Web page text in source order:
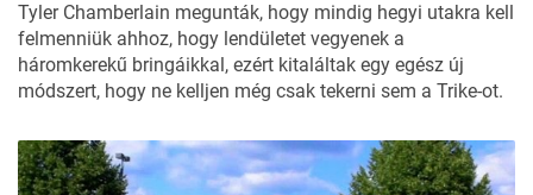
Tyler Chamberlain megunták, hogy mindig hegyi utakra kell
felmenniük ahhoz, hogy lendületet vegyenek a
háromkerekű bringáikkal, ezért kitaláltak egy egész új
módszert, hogy ne kelljen még csak tekerni sem a Trike-ot.